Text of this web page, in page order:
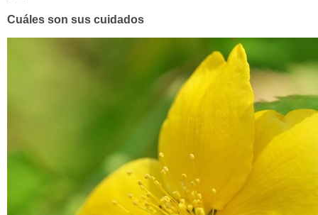
Cuáles son sus cuidados